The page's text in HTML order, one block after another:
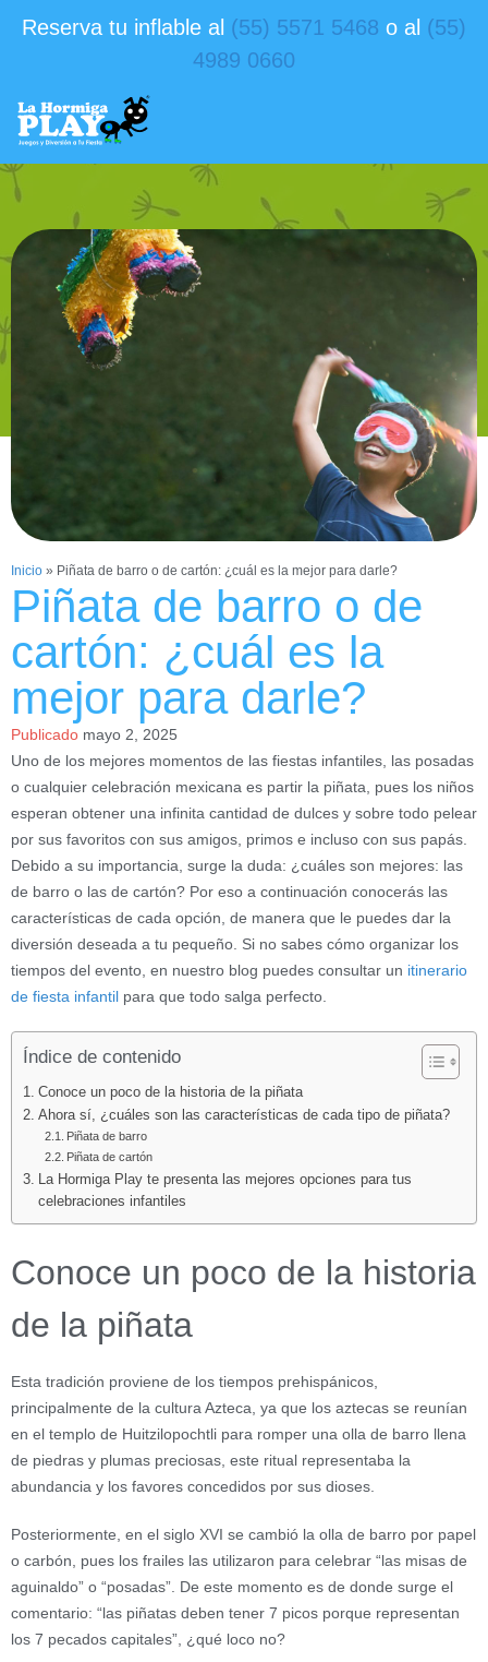
Reserva tu inflable al (55) 5571 5468 o al (55)
4989 0660
Inicio » Piñata de barro o de cartón: ¿cuál es la mejor para darle?
Piñata de barro o de
cartón: ¿cuál es la
mejor para darle?
Publicado mayo 2, 2025
Uno de los mejores momentos de las fiestas infantiles, las posadas
o cualquier celebración mexicana es partir la piñata, pues los niños
esperan obtener una infinita cantidad de dulces y sobre todo pelear
por sus favoritos con sus amigos, primos e incluso con sus papás.
Debido a su importancia, surge la duda: ¿cuáles son mejores: las
de barro o las de cartón? Por eso a continuación conocerás las
características de cada opción, de manera que le puedes dar la
diversión deseada a tu pequeño. Si no sabes cómo organizar los
tiempos del evento, en nuestro blog puedes consultar un itinerario
de fiesta infantil para que todo salga perfecto.
Índice de contenido
Conoce un poco de la historia de la piñata
Ahora sí, ¿cuáles son las características de cada tipo de piñata?
Piñata de barro
Piñata de cartón
La Hormiga Play te presenta las mejores opciones para tus
celebraciones infantiles
Conoce un poco de la historia
de la piñata
Esta tradición proviene de los tiempos prehispánicos,
principalmente de la cultura Azteca, ya que los aztecas se reunían
en el templo de Huitzilopochtli para romper una olla de barro llena
de piedras y plumas preciosas, este ritual representaba la
abundancia y los favores concedidos por sus dioses.
Posteriormente, en el siglo XVI se cambió la olla de barro por papel
o carbón, pues los frailes las utilizaron para celebrar “las misas de
aguinaldo” o “posadas”. De este momento es de donde surge el
comentario: “las piñatas deben tener 7 picos porque representan
los 7 pecados capitales”, ¿qué loco no?